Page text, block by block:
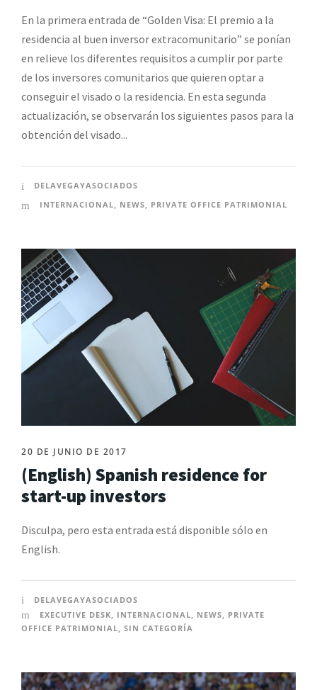
En la primera entrada de “Golden Visa: El premio a la
residencia al buen inversor extracomunitario” se ponían
en relieve los diferentes requisitos a cumplir por parte
de los inversores comunitarios que quieren optar a
conseguir el visado o la residencia. En esta segunda
actualización, se observarán los siguientes pasos para la
obtención del visado...
DELAVEGAYASOCIADOS
INTERNACIONAL, NEWS, PRIVATE OFFICE PATRIMONIAL
20 DE JUNIO DE 2017
(English) Spanish residence for
start-up investors
Disculpa, pero esta entrada está disponible sólo en
English.
DELAVEGAYASOCIADOS
EXECUTIVE DESK, INTERNACIONAL, NEWS, PRIVATE
OFFICE PATRIMONIAL, SIN CATEGORÍA